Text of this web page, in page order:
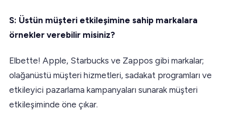
S: Üstün müşteri etkileşimine sahip markalara
örnekler verebilir misiniz?
Elbette! Apple, Starbucks ve Zappos gibi markalar;
olağanüstü müşteri hizmetleri, sadakat programları ve
etkileyici pazarlama kampanyaları sunarak müşteri
etkileşiminde öne çıkar.